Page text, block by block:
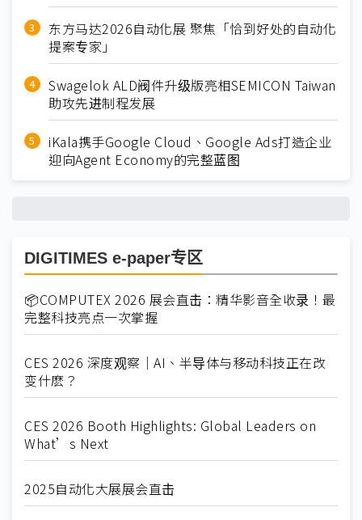
东方马达2026自动化展 聚焦「恰到好处的自动化
提案专家」
Swagelok ALD阀件升级版亮相SEMICON Taiwan
助攻先进制程发展
iKala携手Google Cloud、Google Ads打造企业
迎向Agent Economy的完整蓝图
DIGITIMES e-paper专区
📦COMPUTEX 2026 展会直击：精华影音全收录！最
完整科技亮点一次掌握
CES 2026 深度观察｜AI、半导体与移动科技正在改
变什麽？
CES 2026 Booth Highlights: Global Leaders on
What’s Next
2025自动化大展展会直击